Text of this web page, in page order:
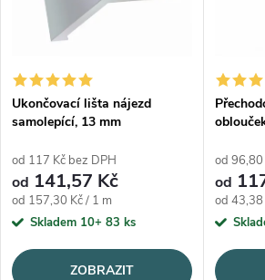
Ukončovací lišta nájezd
samolepící, 13 mm
od 117 Kč bez DPH
od 141,57 Kč
Měrná cena:
od 157,30 Kč / 1 m
Skladem 10+ 83 ks
ZOBRAZIT
od 96,80
od
Měrná
od 43,38